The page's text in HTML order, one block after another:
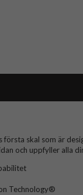
skal som är
och uppfyller alla
Technology®